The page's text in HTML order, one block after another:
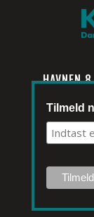
HAVNEN
Tilmeld